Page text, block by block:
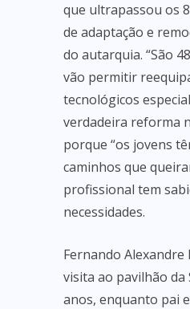
que ultrapassou os
de adaptação e
do autarquia. “São
vão permitir
tecnológicos
verdadeira reforma
porque “os jovens
caminhos que
profissional tem
necessidades.
Fernando
visita ao pavilhão da
anos, enquanto pai